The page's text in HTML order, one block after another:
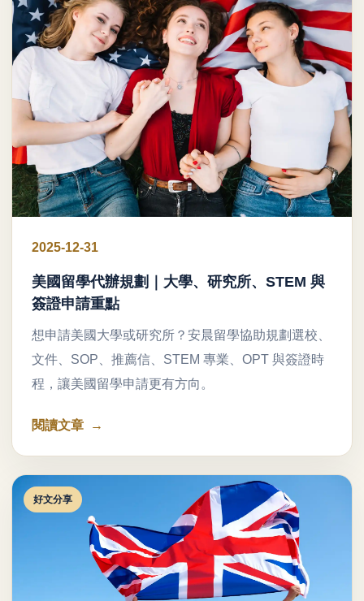
2025-12-31
美國留學代辦規劃｜大學、研究所、STEM 與
簽證申請重點
想申請美國大學或研究所？安晨留學協助規劃選校、
文件、SOP、推薦信、STEM 專業、OPT 與簽證時
程，讓美國留學申請更有方向。
閱讀文章
好文分享